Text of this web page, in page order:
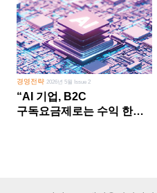
경영전략 2026년 5월 Issue 2
“AI 기업, B2C
구독요금제로는 수익 한계